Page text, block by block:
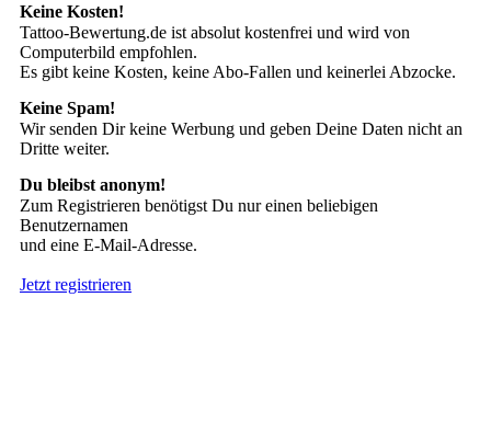
Keine Kosten!
Tattoo-Bewertung.de ist absolut kostenfrei und wird von
Computerbild empfohlen.
Es gibt keine Kosten, keine Abo-Fallen und keinerlei Abzocke.
Keine Spam!
Wir senden Dir keine Werbung und geben Deine Daten nicht an
Dritte weiter.
Du bleibst anonym!
Zum Registrieren benötigst Du nur einen beliebigen
Benutzernamen
und eine E-Mail-Adresse.
Jetzt registrieren